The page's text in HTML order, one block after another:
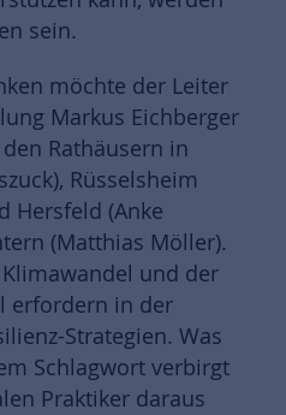
sein.
möchte der Leiter
Markus Eichberger
Rathäusern in
Rüsselsheim
Hersfeld (Anke
(Matthias Möller).
und der
erfordern in der
Strategien. Was
Schlagwort verbirgt
Praktiker daraus